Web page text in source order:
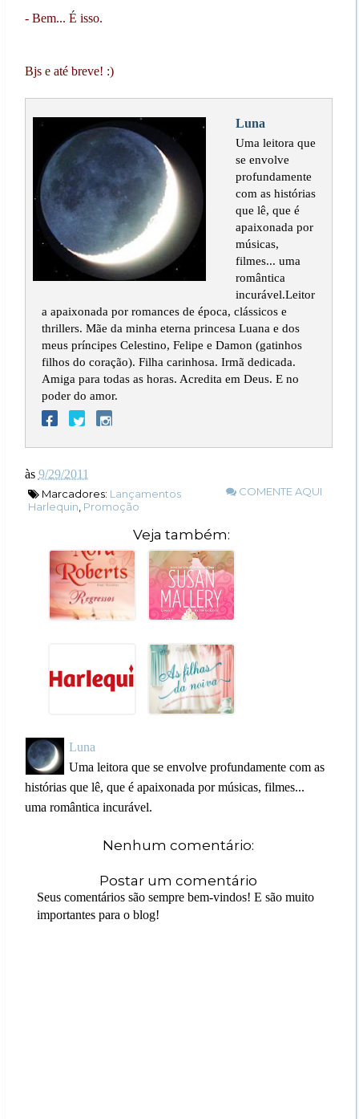
- Bem... É isso.
Bjs e até breve! :)
Luna
Uma leitora que
se envolve
profundamente
com as histórias
que lê, que é
apaixonada por
músicas,
filmes... uma
romântica
incurável.Leitor
a apaixonada por romances de época, clássicos e
thrillers. Mãe da minha eterna princesa Luana e dos
meus príncipes Celestino, Felipe e Damon (gatinhos
filhos do coração). Filha carinhosa. Irmã dedicada.
Amiga para todas as horas. Acredita em Deus. E no
poder do amor.
às 9/29/2011
COMENTE AQUI
Marcadores: Lançamentos
Harlequin, Promoção
Veja também:
Luna
Uma leitora que se envolve profundamente com as
histórias que lê, que é apaixonada por músicas, filmes...
uma romântica incurável.
Nenhum comentário:
Postar um comentário
Seus comentários são sempre bem-vindos! E são muito
importantes para o blog!